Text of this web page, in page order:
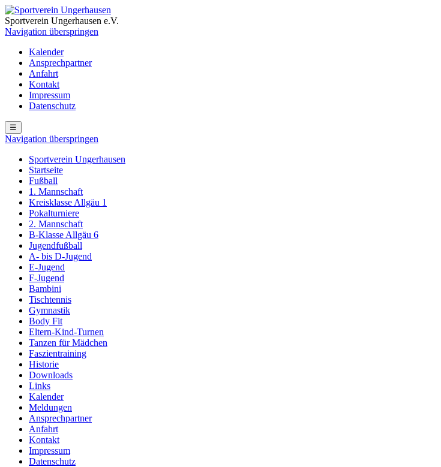
Sportverein Ungerhausen e.V.
Navigation überspringen
Kalender
Ansprechpartner
Anfahrt
Kontakt
Impressum
Datenschutz
☰
Navigation überspringen
Sportverein Ungerhausen
Startseite
Fußball
1. Mannschaft
Kreisklasse Allgäu 1
Pokalturniere
2. Mannschaft
B-Klasse Allgäu 6
Jugendfußball
A- bis D-Jugend
E-Jugend
F-Jugend
Bambini
Tischtennis
Gymnastik
Body Fit
Eltern-Kind-Turnen
Tanzen für Mädchen
Faszientraining
Historie
Downloads
Links
Kalender
Meldungen
Ansprechpartner
Anfahrt
Kontakt
Impressum
Datenschutz